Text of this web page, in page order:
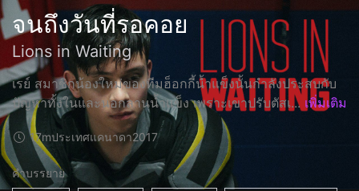
จนถึงวันที่รอคอย
Lions in Waiting
เรย์ สมาชิกน้องใหม่ของทีมฮ็อกกี้น้ำแข็งนั้นกำลังประสบกับ
ปัญหาทั้งในและนอกลานน้ำแข็ง เพราะเขาปรับตัสเ... เพิ่มเติม
17mประเทศแคนาดา2017
คำบรรยาย